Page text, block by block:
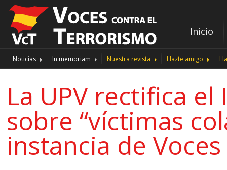
Inicio
Noticias In memoriam Nuestra revista Hazte amigo
La UPV rectifica
sobre “víctimas
instancia de